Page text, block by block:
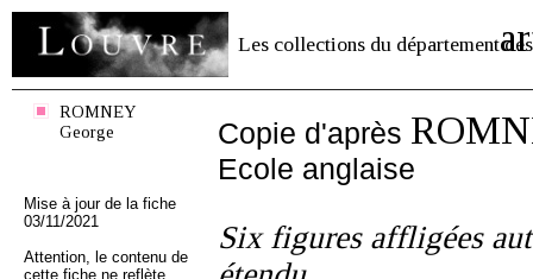
Les collections du département des
ROMNEY
George
Mise à jour de la fiche
03/11/2021
Attention, le contenu de
cette fiche ne reflète
Copie d'après
Ecole anglaise
Six figures affligées